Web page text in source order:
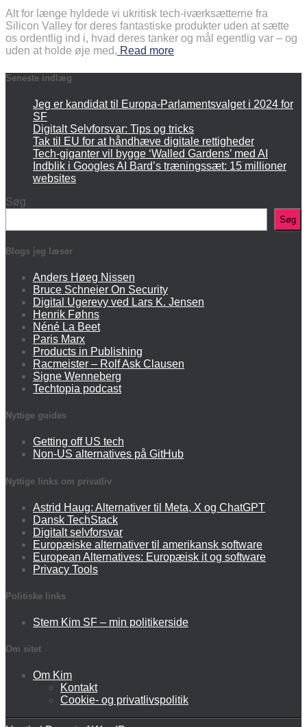
Alt for længe hyldede vi ukritisk tech-iværksætterne fra
Silicon Valley for deres fantastiske produkter uden at sætte
os ordentlig ind i, hvad deres tanker og mål egentlig var – og
uden at holde øje med, Read more
Seneste indlæg
Jeg er kandidat til Europa-Parlamentsvalget i 2024 for
SF
Digitalt Selvforsvar: Tips og tricks
Tak til EU for at håndhæve digitale rettigheder
Tech-giganter vil bygge ‘Walled Gardens’ med AI
Indblik i Googles AI Bard’s træningssæt: 15 millioner
websites
Søg
Søg
Blogs jeg læser
Anders Høeg Nissen
Bruce Schneier On Security
Digital Ugerevy ved Lars K. Jensen
Henrik Føhns
Néné La Beet
Paris Marx
Products in Publishing
Racmeister – Rolf Ask Clausen
Signe Wenneberg
Techtopia podcast
Nyttige guides
Getting off US tech
Non-US alternatives på GitHub
Nyttige links om privatliv
Astrid Haug: Alternativer til Meta, X og ChatGPT
Dansk TechStack
Digitalt selvforsvar
Europæiske alternativer til amerikansk software
European Alternatives: Europæisk it og software
Privacy Tools
Politiske links
Stem Kim SF – min politikerside
Om sitet
Om Kim
Kontakt
Cookie- og privatlivspolitik